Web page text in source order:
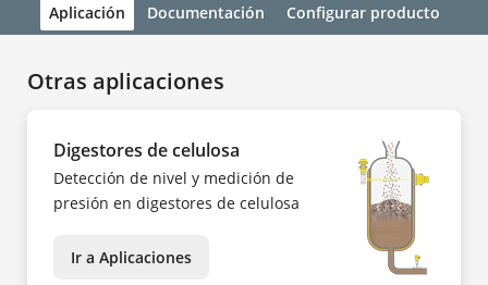
Aplicación Documentación Configurar producto
Otras aplicaciones
Digestores de celulosa
Detección de nivel y medición de
presión en digestores de celulosa
Ir a Aplicaciones